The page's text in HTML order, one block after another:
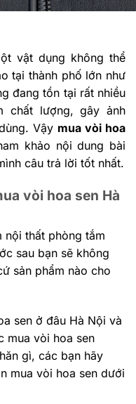
vật dụng không thể
tại thành phố lớn như
đang tồn tại rất nhiều
chất lượng, gây ảnh
Vậy mua vòi hoa
khảo nội dung bài
câu trả lời tốt nhất.
vòi hoa sen Hà
nội thất phòng tắm
sau bạn sẽ không
sản phẩm nào cho
sen ở đâu Hà Nội và
mua vòi hoa sen
gì, các bạn hãy
mua vòi hoa sen dưới